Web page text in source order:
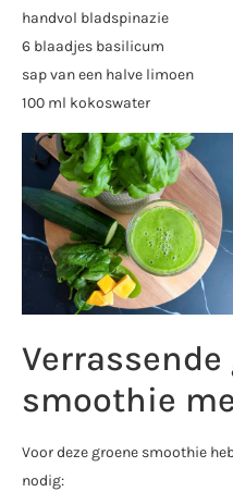
handvol bladspinazie
6 blaadjes basilicum
sap van een halve limoen
100 ml kokoswater
Verrassende
smoothie
Voor deze groene smoothie
nodig: